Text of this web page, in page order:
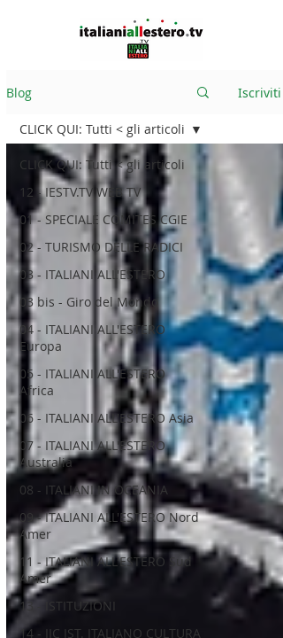
Blog Iscriviti
CLICK QUI: Tutti < gli articoli
12 - IESTV.TV WEB TV
01 - SPECIALE COMITES CGIE
02 - TURISMO DELLE RADICI
03 - ITALIANI ALL'ESTERO
03 bis - Giro del Mondo
04 - ITALIANI ALL'ESTERO
Europa
05 - ITALIANI ALL'ESTERO
Africa
06 - ITALIANI ALL'ESTERO Asia
07 - ITALIANI ALL'ESTERO
Australia
08 - ITALIANI IN OCEANIA
09 - ITALIANI ALL'ESTERO Nord
Amer
11 - ITALIANI ALL'ESTERO Sud
Amer
13 - ISTITUZIONI
14 - IIC IST. ITALIANO CULTURA
CLICK QUI: Tutti < gli articoli